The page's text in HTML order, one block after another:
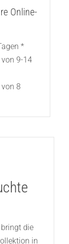
Online-
*
9-14
8
bringt die
in